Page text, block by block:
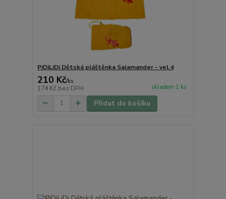
PiDiLiDi Dětská pláštěnka Salamander - vel.4
210 Kč/ks
174 Kč bez DPH skladem 1 ks
Přidat do košíku